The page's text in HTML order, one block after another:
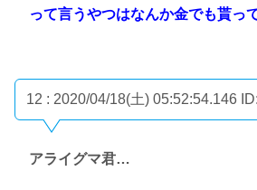
って言うやつはなんか金でも貰っ
12 : 2020/04/18(土) 05:52:54.146
アライグマ君…